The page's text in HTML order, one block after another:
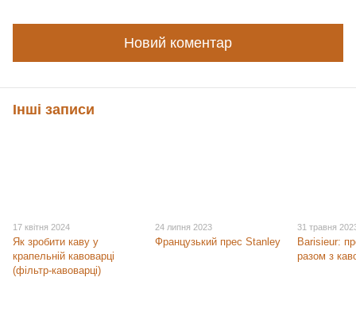
Новий коментар
Інші записи
17 квітня 2024
Як зробити каву у
крапельній кавоварці
(фільтр-кавоварці)
24 липня 2023
Французький прес Stanley
31 травня
Barisieur:
разом з